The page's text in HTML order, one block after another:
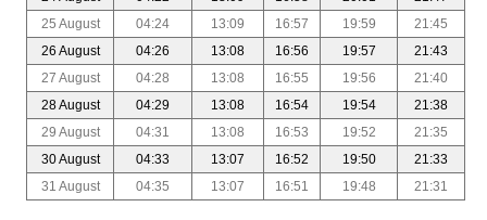
25 August
04:24 13:09 16:57 19:59
21:45
26 August
04:26 13:08 16:56 19:57
21:43
27 August
04:28 13:08 16:55 19:56
21:40
28 August
04:29 13:08 16:54 19:54
21:38
29 August
04:31 13:08 16:53 19:52
21:35
30 August
04:33 13:07 16:52 19:50
21:33
31 August
04:35 13:07 16:51 19:48 21:31